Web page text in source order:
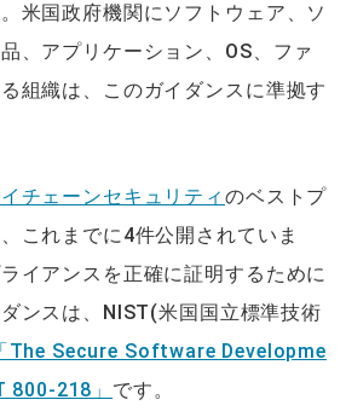
米国政府機関にソフトウェア、ソ
、アプリケーション、OS、ファ
組織は、このガイダンスに準拠す
チェーンセキュリティのベストプ
これまでに4件公開されていま
イアンスを正確に証明するために
ンスは、NIST(米国国立標準技術
「The Secure Software Developme
218」 です。